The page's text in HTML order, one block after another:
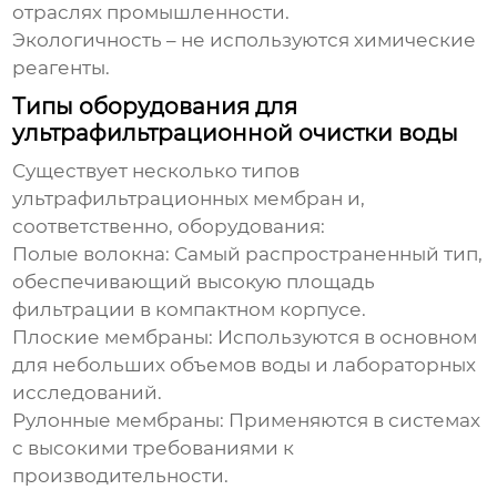
отраслях промышленности.
Экологичность – не используются химические
реагенты.
Типы оборудования для
ультрафильтрационной очистки воды
Существует несколько типов
ультрафильтрационных мембран и,
соответственно, оборудования:
Полые волокна: Самый распространенный тип,
обеспечивающий высокую площадь
фильтрации в компактном корпусе.
Плоские мембраны: Используются в основном
для небольших объемов воды и лабораторных
исследований.
Рулонные мембраны: Применяются в системах
с высокими требованиями к
производительности.